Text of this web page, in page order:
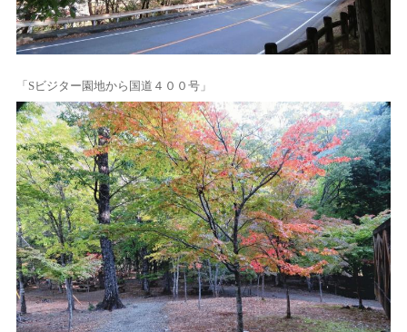
「Sビジター園地から国道４００号」